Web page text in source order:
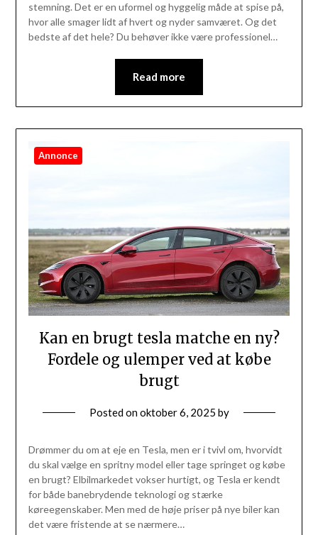
stemning. Det er en uformel og hyggelig måde at spise på,
hvor alle smager lidt af hvert og nyder samværet. Og det
bedste af det hele? Du behøver ikke være professionel…
Read more
Annonce
Kan en brugt tesla matche en ny?
Fordele og ulemper ved at købe
brugt
Posted onoktober 6, 2025 by
Drømmer du om at eje en Tesla, men er i tvivl om, hvorvidt
du skal vælge en spritny model eller tage springet og købe
en brugt? Elbilmarkedet vokser hurtigt, og Tesla er kendt
for både banebrydende teknologi og stærke
køreegenskaber. Men med de høje priser på nye biler kan
det være fristende at se nærmere…